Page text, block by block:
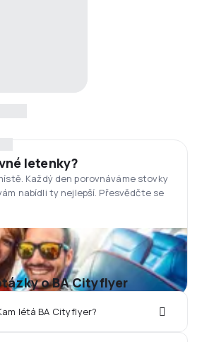
letenky?
Každý den porovnáváme stovky
nabídli ty nejlepší. Přesvědčte se
o BA Cityflyer
létá BA Cityflyer?